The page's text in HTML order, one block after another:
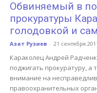
Обвиняемый в
прокуратуры
голодовкой и
Азат Рузиев - 21 сентября
Караколец Андрей
поджигать прокуратуру, а
внимание на
правоохранительных